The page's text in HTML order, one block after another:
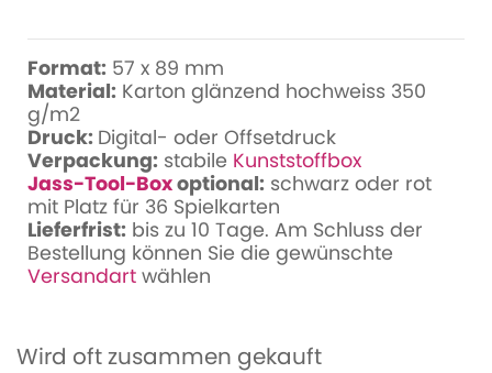
Format: 57 x 89 mm
Material: Karton glänzend hochweiss 350
g/m2
Druck: Digital- oder Offsetdruck
Verpackung: stabile Kunststoffbox
Jass-Tool-Boxoptional: schwarz oder rot
mit Platz für 36 Spielkarten
Lieferfrist: bis zu 10 Tage. Am Schluss der
Bestellung können Sie die gewünschte
Versandart wählen
Wird oft zusammen gekauft